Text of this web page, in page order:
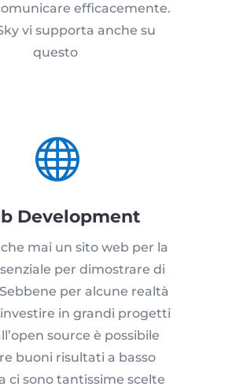
efficacemente.
vi supporta anche su
questo

Development
mai un sito web per la
per dimostrare di
per alcune realtà
in grandi progetti
source è possibile
buoni risultati a basso
ci sono tantissime scelte